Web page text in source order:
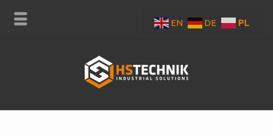
EN DE PL